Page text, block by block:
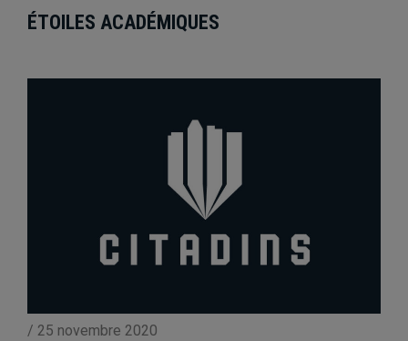
ÉTOILES ACADÉMIQUES
/ 25 novembre 2020